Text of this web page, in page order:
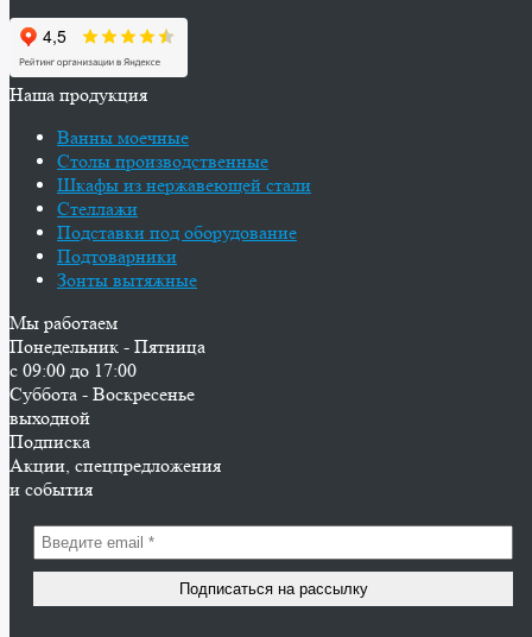
Наша продукция
Ванны моечные
Столы производственные
Шкафы из нержавеющей стали
Стеллажи
Подставки под оборудование
Подтоварники
Зонты вытяжные
Мы работаем
Понедельник - Пятница
с 09:00 до 17:00
Суббота - Воскресенье
выходной
Подписка
Акции, спецпредложения
и события